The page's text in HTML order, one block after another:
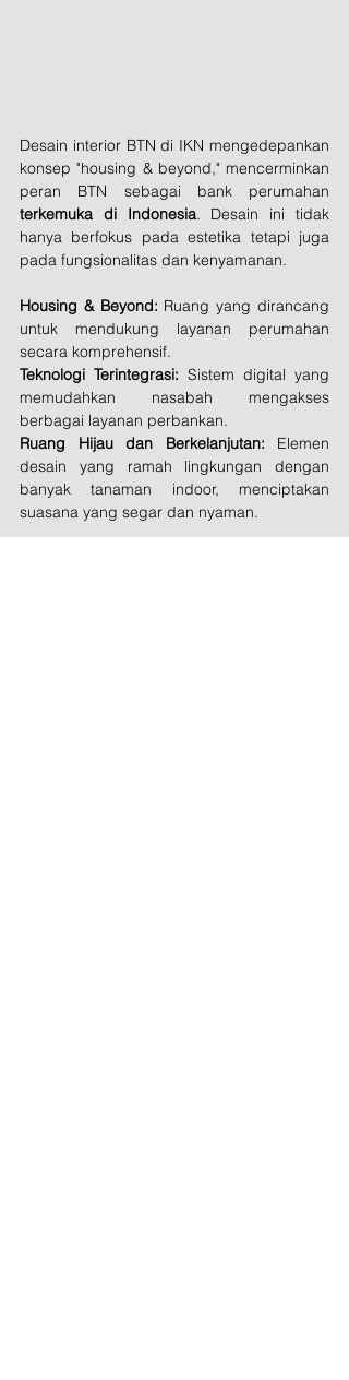
Desain interior BTN di IKN mengedepankan
konsep "housing & beyond," mencerminkan
peran BTN sebagai bank perumahan
terkemuka di Indonesia. Desain ini tidak
hanya berfokus pada estetika tetapi juga
pada fungsionalitas dan kenyamanan.
Housing & Beyond: Ruang yang dirancang
untuk mendukung layanan perumahan
secara komprehensif.
Teknologi Terintegrasi: Sistem digital yang
memudahkan nasabah mengakses
berbagai layanan perbankan.
Ruang Hijau dan Berkelanjutan: Elemen
desain yang ramah lingkungan dengan
banyak tanaman indoor, menciptakan
suasana yang segar dan nyaman.